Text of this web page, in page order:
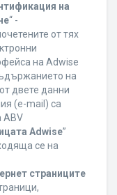
на
“ -
от тях
на Adwise
на
двете данни
(e-mail) са
ABV
Adwise”
се на
страниците